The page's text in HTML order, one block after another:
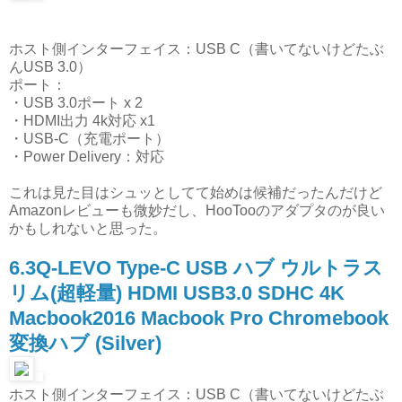
ホスト側インターフェイス：USB C（書いてないけどたぶ
んUSB 3.0）
ポート：
・USB 3.0ポート x 2
・HDMI出力 4k対応 x1
・USB-C（充電ポート）
・Power Delivery：対応
これは見た目はシュッとしてて始めは候補だったんだけど
Amazonレビューも微妙だし、HooTooのアダプタのが良い
かもしれないと思った。
6.3Q-LEVO Type-C USB ハブ ウルトラス
リム(超軽量) HDMI USB3.0 SDHC 4K
Macbook2016 Macbook Pro Chromebook
変換ハブ (Silver)
ホスト側インターフェイス：USB C（書いてないけどたぶ